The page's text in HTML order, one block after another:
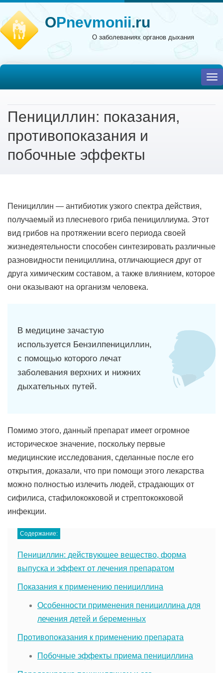
OPnevmonii.ru
О заболеваниях органов дыхания
Пенициллин: показания,
противопоказания и
побочные эффекты
Пенициллин — антибиотик узкого спектра действия,
получаемый из плесневого гриба пенициллиума. Этот
вид грибов на протяжении всего периода своей
жизнедеятельности способен синтезировать различные
разновидности пенициллина, отличающиеся друг от
друга химическим составом, а также влиянием, которое
они оказывают на организм человека.
В медицине зачастую
используется Бензилпенициллин,
с помощью которого лечат
заболевания верхних и нижних
дыхательных путей.
Помимо этого, данный препарат имеет огромное
историческое значение, поскольку первые
медицинские исследования, сделанные после его
открытия, доказали, что при помощи этого лекарства
можно полностью излечить людей, страдающих от
сифилиса, стафилококковой и стрептококковой
инфекции.
Содержание:
Пенициллин: действующее вещество, форма
выпуска и эффект от лечения препаратом
Показания к применению пенициллина
Особенности применения пенициллина для
лечения детей и беременных
Противопоказания к применению препарата
Побочные эффекты приема пенициллина